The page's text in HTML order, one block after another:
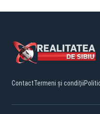
ContactTermeni și condiții